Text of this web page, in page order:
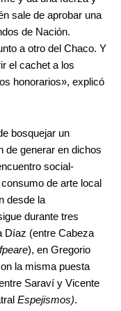
sale de aprobar una
de Nación.
a otro del Chaco. Y
el cachet a los
honorarios», explicó
bosquejar un
de generar en dichos
social-
de arte local
desde la
durante tres
Díaz (entre Cabeza
), en Gregorio
la misma puesta
Saraví y Vicente
Espejismos).